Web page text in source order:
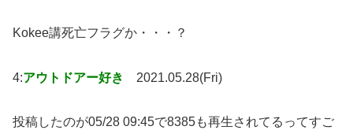
Kokee講死亡フラグか・・・？
4:アウトドアー好き 2021.05.28(Fri)
投稿したのが05/28 09:45で8385も再生されてるってすご